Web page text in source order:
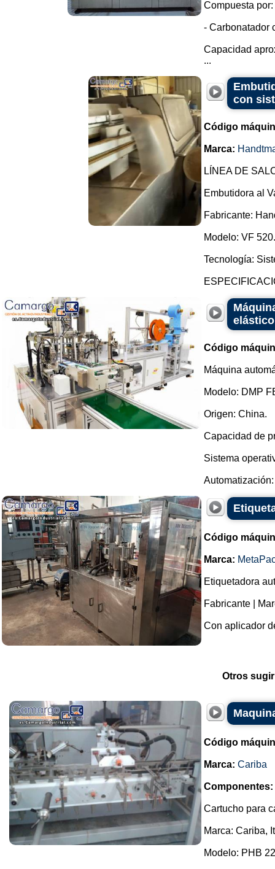
Compuesta por:
- Carbonatador
Capacidad
...
con
Código
Marca:
LÍNEA DE
Embutidora al
Fabricante:
Modelo: VF 520.
Tecnología:
Código
Máquina
Modelo: DMP
Origen: China.
Capacidad de
Sistema
Código
Marca:
Etiquetadora
Fabricante |
Con aplicador
Otros
Código
Marca: Cariba
Componentes:
Cartucho para
Marca: Cariba,
Modelo: PHB